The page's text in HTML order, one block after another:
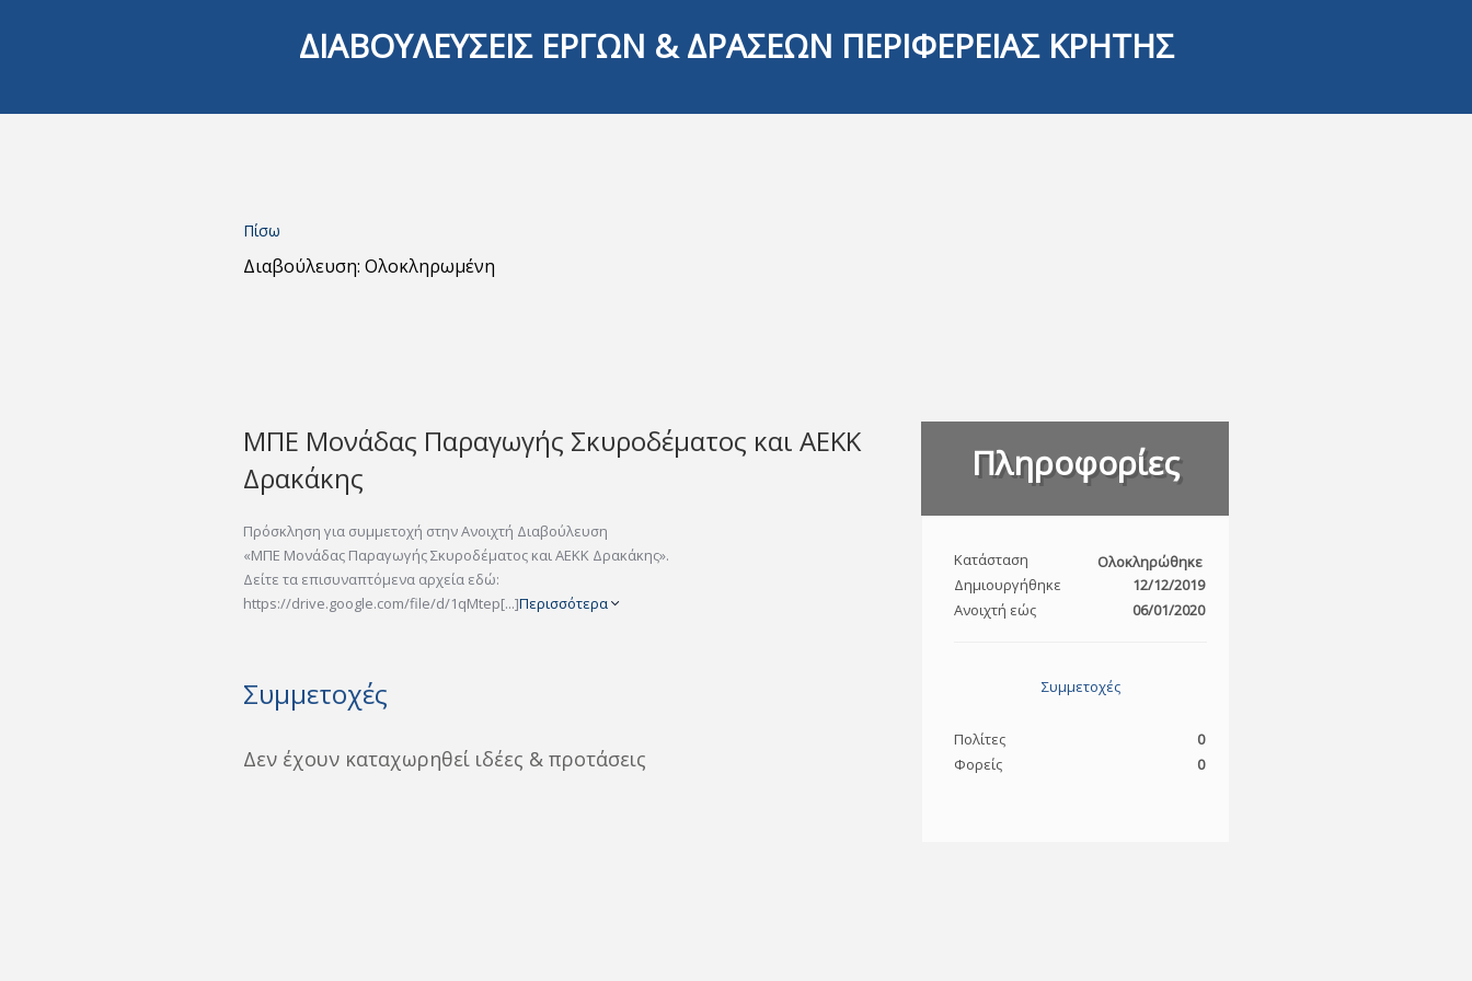
ΔΙΑΒΟΥΛΕΥΣΕΙΣ ΕΡΓΩΝ & ΔΡΑΣΕΩΝ ΠΕΡΙΦΕΡΕΙΑΣ ΚΡΗΤΗΣ
Πίσω
Διαβούλευση: Ολοκληρωμένη
ΜΠΕ Μονάδας Παραγωγής Σκυροδέματος και ΑΕΚΚ
Δρακάκης
Πρόσκληση για συμμετοχή στην Ανοιχτή Διαβούλευση
«ΜΠΕ Μονάδας Παραγωγής Σκυροδέματος και ΑΕΚΚ Δρακάκης».
Δείτε τα επισυναπτόμενα αρχεία εδώ:
https://drive.google.com/file/d/1qMtep[...]Περισσότερα
Συμμετοχές
Δεν έχουν καταχωρηθεί ιδέες & προτάσεις
Πληροφορίες
Κατάσταση
Ολοκληρώθηκε
Δημιουργήθηκε
12/12/2019
Ανοιχτή εώς
06/01/2020
Συμμετοχές
Πολίτες
0
Φορείς
0